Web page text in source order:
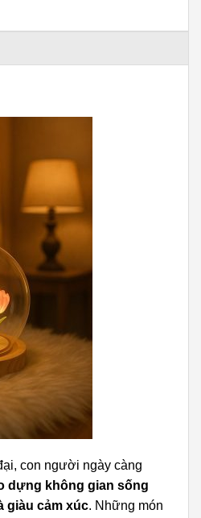
con người ngày càng
dựng không gian sống
giàu cảm xúc. Những món